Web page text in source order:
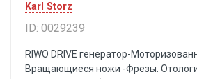
Karl Storz
ID: 0029239
RIWO DRIVE генератор-
Вращающиеся ножи -Фрезы.